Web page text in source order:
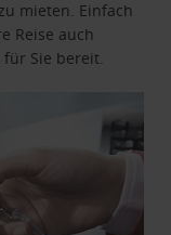
mieten. Einfach
Reise auch
Sie bereit.